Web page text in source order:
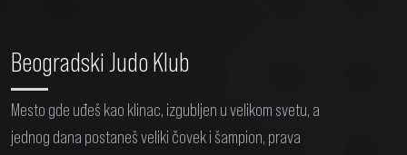
Beogradski Judo Klub
Mesto gde uđeš kao klinac, izgubljen u velikom svetu, a
jednog dana postaneš veliki čovek i šampion, prava